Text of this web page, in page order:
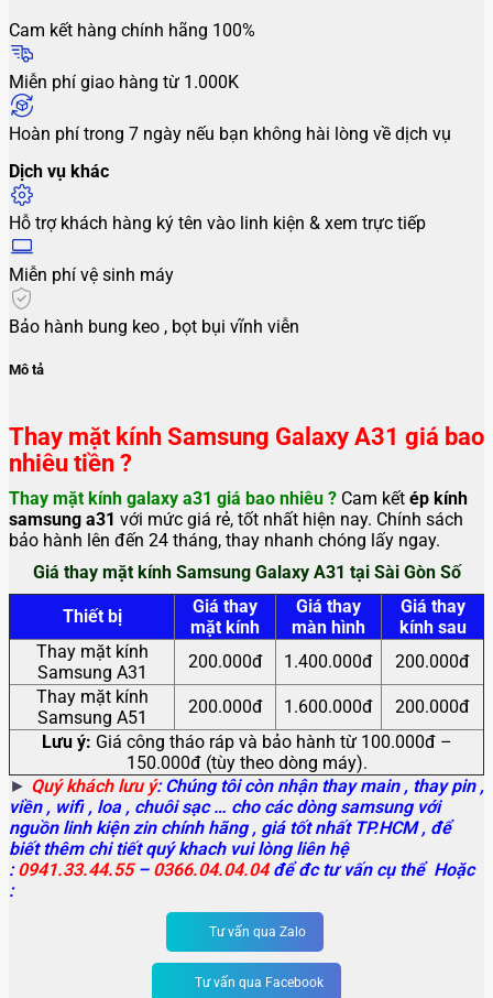
Cam kết hàng chính hãng 100%
Miễn phí giao hàng từ 1.000K
Hoàn phí trong 7 ngày nếu bạn không hài lòng về dịch vụ
Dịch vụ khác
Hỗ trợ khách hàng ký tên vào linh kiện & xem trực tiếp
Miễn phí vệ sinh máy
Bảo hành bung keo , bọt bụi vĩnh viễn
Mô tả
Thay mặt kính Samsung Galaxy A31 giá bao
nhiêu tiền ?
Thay mặt kính galaxy a31 giá bao nhiêu ? Cam kết ép kính
samsung a31 với mức giá rẻ, tốt nhất hiện nay. Chính sách
bảo hành lên đến 24 tháng, thay nhanh chóng lấy ngay.
Giá thay mặt kính Samsung Galaxy A31 tại Sài Gòn Số
Thiết bị
Giá thay
mặt kính
Giá thay
màn hình
Giá thay
kính sau
Thay mặt kính
Samsung A31
200.000đ 1.400.000đ
200.000đ
Thay mặt kính
Samsung A51
200.000đ 1.600.000đ
200.000đ
Lưu ý: Giá công tháo ráp và bảo hành từ 100.000đ –
150.000đ (tùy theo dòng máy).
► Quý khách lưu ý: Chúng tôi còn nhận thay main, thay pin ,
viền , wifi , loa , chuôi sạc … cho các dòng samsung với
nguồn linh kiện zin chính hãng , giá tốt nhất TP.HCM , để
biết thêm chi tiết quý khach vui lòng liên hệ
:0941.33.44.55– 0366.04.04.04để đc tư vấn cụ thể Hoặc
:
Tư vấn qua Zalo
Tư vấn qua Facebook